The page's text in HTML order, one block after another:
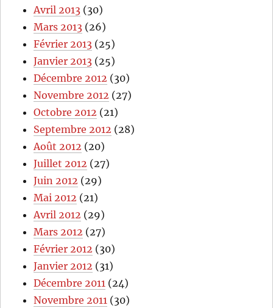
Avril 2013 (30)
Mars 2013 (26)
Février 2013 (25)
Janvier 2013 (25)
Décembre 2012 (30)
Novembre 2012 (27)
Octobre 2012 (21)
Septembre 2012 (28)
Août 2012 (20)
Juillet 2012 (27)
Juin 2012 (29)
Mai 2012 (21)
Avril 2012 (29)
Mars 2012 (27)
Février 2012 (30)
Janvier 2012 (31)
Décembre 2011 (24)
Novembre 2011 (30)